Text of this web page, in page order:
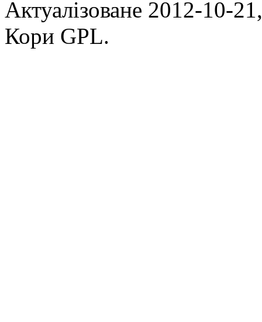
Актуалізоване 2012-10-
Кори GPL.